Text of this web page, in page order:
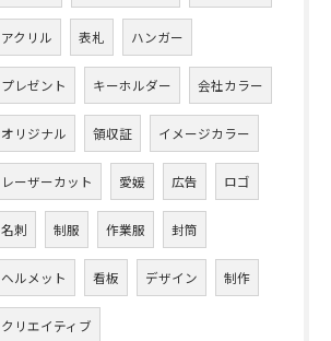
アクリル 表札 ハンガー
プレゼント キーホルダー 会社カラー
オリジナル 領収証 イメージカラー
レーザーカット 愛媛 広告 ロゴ
名刺 制服 作業服 封筒
ヘルメット 看板 デザイン 制作
クリエイティブ